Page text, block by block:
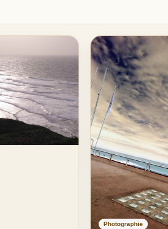
Photographie